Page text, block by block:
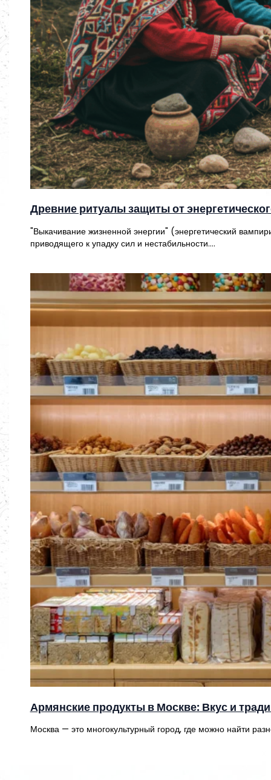
Древние ритуалы защиты от
"Выкачивание жизненной энергии" (энергетический
приводящего к упадку сил и нестабильности.…
Армянские продукты в Москве: Вкус и
Москва — это многокультурный город, где можно найти